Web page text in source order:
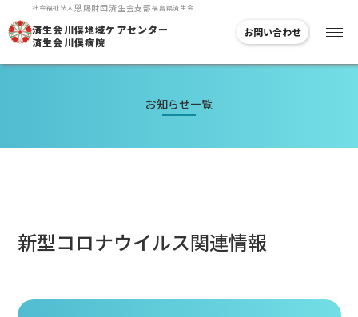
社会福祉法人 恩賜財団済生会支部福島県済生会
済生会川俣地域ケアセンター
済生会川俣病院
お問い合わせ
お知らせ一覧
新型コロナウイルス関連情報